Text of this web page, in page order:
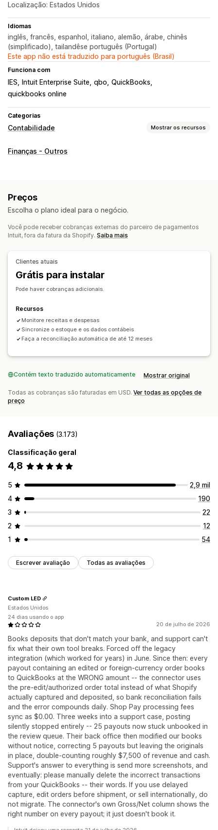
Localização: Estados Unidos
Idiomas
inglês, francês, espanhol, italiano, alemão, árabe, chinês
(simplificado), tailandêse português (Portugal)
Este app não está traduzido para português (Brasil)
Funciona com
IES Intuit Enterprise Suite qbo QuickBooks
quickbooks online
Categorias
Contabilidade Mostrar os recursos
Relatórios financeiros
Painel de controle de desempenho
Cobranças e faturas Contas a receber
Atualizações de estoque
Em várias moedas
Detalhes dos pedidos
Estoque e produtos
Mapeamento de tributos sobre vendas
Finanças - Outros
Preços
Escolha o plano ideal para o negócio.
Você pode receber cobranças externas do parceiro de pagamentos
Intuit, fora da fatura da Shopify. Saiba mais
Clientes atuais
Grátis para instalar
Pode haver cobranças adicionais.
Recursos
Monitore receitas e despesas
Sincronize o estoque e os dados contábeis
Faça a reconciliação automática de até 12 meses
Contém texto traduzido automaticamente Mostrar original
Todas as cobranças são faturadas em USD. Ver todas as opções de
preço
Avaliações (3.173)
Classificação geral
4,8
5
2,9 mil
4
190
3
22
2
12
1
54
Escrever avaliação Todas as avaliações
20 de julho de 2026
Books deposits that don't match your bank, and support can't
fix what their own tool breaks. Forced off the legacy
integration (which worked for years) in June. Since then: every
payout containing an edited or foreign-currency order books
to QuickBooks at the WRONG amount -- the connector uses
the pre-edit/authorized order total instead of what Shopify
actually captured and deposited, so bank reconciliation fails
and the error compounds daily. Shop Pay processing fees
sync as $0.00. Three weeks into a support case, posting
silently stopped entirely -- 25 payouts now stuck unbooked in
the review queue. Their back office then modified our books
without notice, correcting 5 payouts but leaving the originals
in place, double-counting roughly $7,500 of revenue and cash.
Support's answer to everything is send more screenshots, and
eventually: please manually delete the incorrect transactions
from your QuickBooks -- their words. If you use delayed
capture, edit orders before shipment, or sell internationally, do
not migrate. The connector's own Gross/Net column shows the
right number on every payout; it just doesn't book it.
Custom LED
Estados Unidos
24 dias usando o app